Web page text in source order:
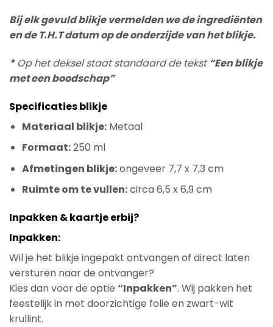
Bij elk gevuld blikje vermelden we de ingrediënten
en de T.H.T datum op de onderzijde van het blikje.
*Op het deksel staat standaard de tekst“Een blikje
met een boodschap”
Specificaties blikje
Materiaal blikje:Metaal
Formaat:250 ml
Afmetingen blikje:ongeveer 7,7 x 7,3 cm
Ruimte om te vullen:circa 6,5 x 6,9 cm
Inpakken & kaartje erbij?
Inpakken:
Wil je het blikje ingepakt ontvangen of direct laten
versturen naar de ontvanger?
Kies dan voor de optie “Inpakken”. Wij pakken het
feestelijk in met doorzichtige folie en zwart-wit
krullint.